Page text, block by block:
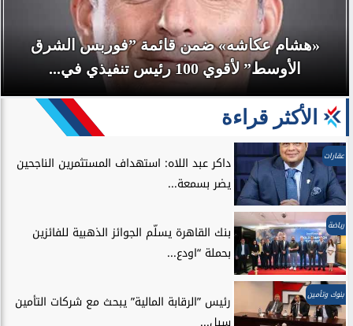
«هشام عكاشه» ضمن قائمة ”فوربس الشرق
الأوسط” لأقوي 100 رئيس تنفيذي في...
الأكثر قراءة
عقارات
داكر عبد اللاه: استهداف المستثمرين الناجحين
يضر بسمعة...
رياضة
بنك القاهرة يسلّم الجوائز الذهبية للفائزين
بحملة “اودع...
بنوك وتأمين
رئيس ”الرقابة المالية” يبحث مع شركات التأمين